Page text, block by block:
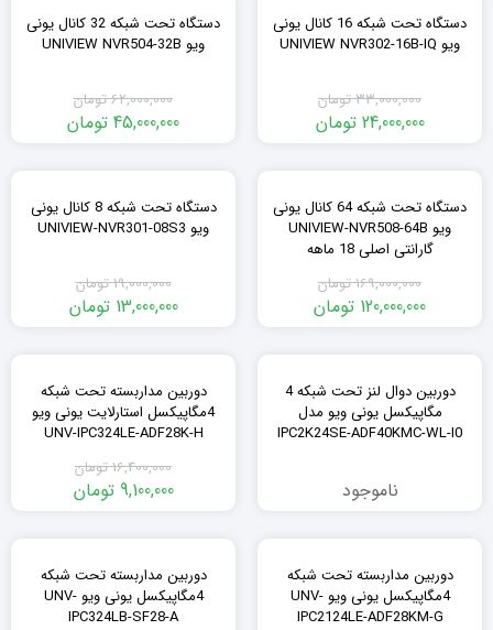
٪27
دستگاه تحت شبکه 16 کانال یونی
ویو UNIVIEW NVR302-16B-IQ
33,000,000تومان
24,000,000 تومان
٪27
دستگاه تحت شبکه 32 کانال یونی
ویو UNIVIEW NVR504-32B
62,000,000تومان
45,000,000 تومان
٪29
دستگاه تحت شبکه 64 کانال یونی
ویو UNIVIEW-NVR508-64B
گارانتی اصلی 18 ماهه
169,000,000تومان
120,000,000 تومان
٪32
دستگاه تحت شبکه 8 کانال یونی
ویو UNIVIEW-NVR301-08S3
19,000,000تومان
13,000,000 تومان
دوربین دوال لنز تحت شبکه 4
مگاپیکسل یونی ویو مدل
IPC2K24SE-ADF40KMC-WL-I0
ناموجود
٪45
دوربین مداربسته تحت شبکه
4مگاپیکسل استارلایت یونی ویو
UNV-IPC324LE-ADF28K-H
16,400,000تومان
9,100,000 تومان
٪25
دوربین مداربسته تحت شبکه
4مگاپیکسل یونی ویو UNV-
IPC2124LE-ADF28KM-G
دوربین مداربسته تحت شبکه
4مگاپیکسل یونی ویو UNV-
IPC324LB-SF28-A